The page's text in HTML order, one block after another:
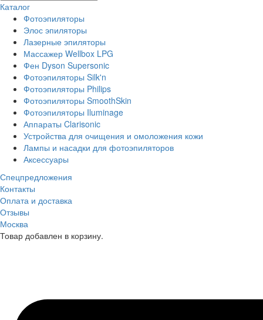
Каталог
Фотоэпиляторы
Элос эпиляторы
Лазерные эпиляторы
Массажер Wellbox LPG
Фен Dyson Supersonic
Фотоэпиляторы Silk'n
Фотоэпиляторы Philips
Фотоэпиляторы SmoothSkin
Фотоэпиляторы Iluminage
Аппараты Clarisonic
Устройства для очищения и омоложения кожи
Лампы и насадки для фотоэпиляторов
Аксессуары
Спецпредложения
Контакты
Оплата и доставка
Отзывы
Москва
Товар добавлен в корзину.